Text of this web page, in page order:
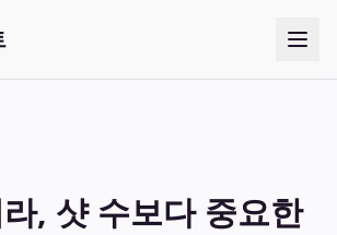
, 샷 수보다 중요한